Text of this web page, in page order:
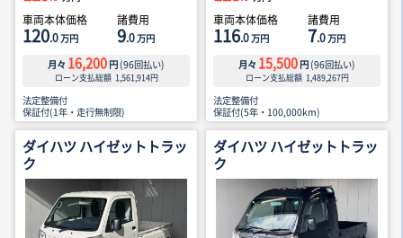
車両本体価格
120.0万円
諸費用
9.0万円
月々 16,200 円 (96回払い)
ローン支払総額 1,561,914円
法定整備付
保証付(1年・走行無制限)
車両本体価格
116.0万円
諸費用
7.0万円
月々 15,500 円 (96回払い)
ローン支払総額 1,489,267円
法定整備付
保証付(5年・100,000km)
ダイハツ ハイゼットトラッ
ク
ダイハツ ハイゼットトラッ
ク